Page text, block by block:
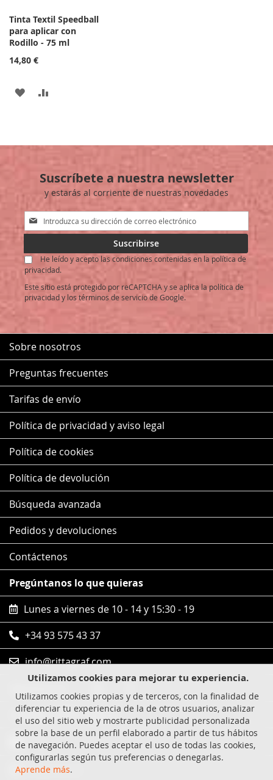
Utilizamos cookies para mejorar tu experiencia.
Utilizamos cookies propias y de terceros, con la finalidad de
diferenciar tu experiencia de la de otros usuarios, analizar
el uso del sitio web y mostrarte publicidad personalizada
sobre la base de un perfil elaborado a partir de tus hábitos
de navegación. Puedes aceptar el uso de todas las cookies,
configurarlas según tus preferencias o denegarlas.
Aprende más.
Tinta Textil Speedball
para aplicar con
Rodillo - 75 ml
14,80 €
AÑADIR
DESEOS
Suscríbete a nuestra newsletter
y estarás al corriente de nuestras novedades
Inscríbase
a
boletín
de
noticias:
Suscribirse
He leído y acepto las condiciones contenidas en la política de
privacidad.
Este sitio está protegido por reCAPTCHA y se aplica la política de
privacidady lostérminos de serviciode Google.
Sobre nosotros
Preguntas frecuentes
Tarifas de envío
Política de privacidad y aviso legal
Política de cookies
Política de devolución
Búsqueda avanzada
Pedidos y devoluciones
Contáctenos
Pregúntanos lo que quieras
Lunes a viernes de 10 - 14 y 15:30 - 19
+34 93 575 43 37
info@rittagraf.com
Compras 100% seguras
Visa
MasterCard